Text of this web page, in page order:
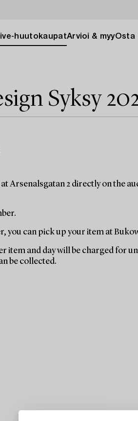
huutokaupatArvioi & myyOsta
Syksy
Arsenalsgatan 2 directly on the
you can pick up your item at
item and day will be charged for
be collected.